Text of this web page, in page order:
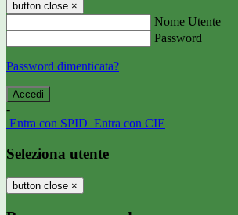
button close ×
Nome Utente
Password
Password dimenticata?
-
Entra con SPID Entra con CIE
Seleziona utente
button close ×